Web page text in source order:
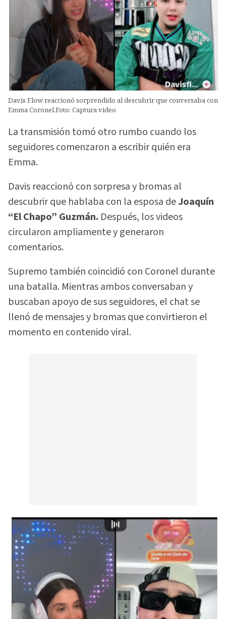
Davis Flow reaccionó sorprendido al descubrir que conversaba con
Emma Coronel.Foto: Captura video
La transmisión tomó otro rumbo cuando los
seguidores comenzaron a escribir quién era
Emma.
Davis reaccionó con sorpresa y bromas al
descubrir que hablaba con la esposa deJoaquín
“El Chapo” Guzmán. Después, los videos
circularon ampliamente y generaron
comentarios.
Supremo también coincidió con Coronel durante
una batalla. Mientras ambos conversaban y
buscaban apoyo de sus seguidores, el chat se
llenó de mensajes y bromas que convirtieron el
momento en contenido viral.